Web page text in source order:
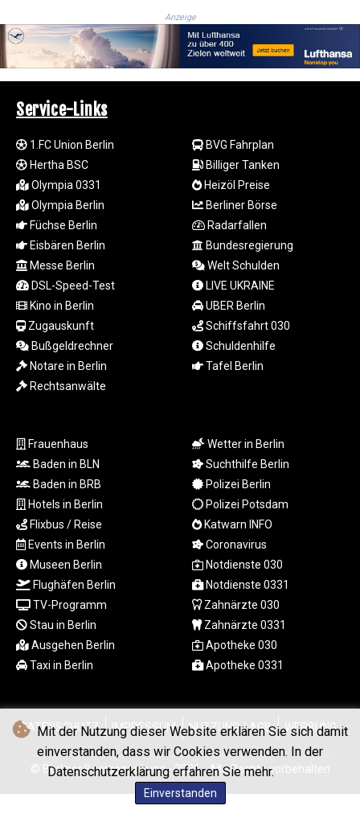
Mit der Nutzung dieser Website erklären Sie sich damit
einverstanden, dass wir Cookies verwenden. In der
Datenschutzerklärung erfahren Sie mehr.
Einverstanden
26120.269022
LBP
103475.784612
LVL 0.698955
LYD 7.354819
MAD 10.762117
MDL 20.066037
4971.568067
MKD 61.524919
MMK
2425.761657
MNT
4157.747973
MOP 9.330357
MXN 19.919233
MYR 4.724922
MZN 73.848488
NAD 18.858
NGN
NIO 42.504153
NOK 11.010667
NPR 175.672918
NZD 1.962891
OMR 0.444286
PAB 1.154903
PEN 3.9114
PKR 321.001615
PLN 4.301566
PYG
6887.534304
QAR 4.212695
RON 5.246245
Anzeige
Service-Links
1.FC Union Berlin
Hertha BSC
Olympia 0331
Olympia Berlin
Füchse Berlin
Eisbären Berlin
Messe Berlin
DSL-Speed-Test
Kino in Berlin
Zugauskunft
Bußgeldrechner
Notare in Berlin
Rechtsanwälte
BVG Fahrplan
Billiger Tanken
Heizöl Preise
Berliner Börse
Radarfallen
Bundesregierung
Welt Schulden
LIVE UKRAINE
UBER Berlin
Schiffsfahrt 030
Schuldenhilfe
Tafel Berlin
Frauenhaus
Baden in BLN
Baden in BRB
Hotels in Berlin
Flixbus / Reise
Events in Berlin
Museen Berlin
Flughäfen Berlin
TV-Programm
Stau in Berlin
Ausgehen Berlin
Taxi in Berlin
Wetter in Berlin
Suchthilfe Berlin
Polizei Berlin
Polizei Potsdam
Katwarn INFO
Coronavirus
Notdienste 030
Notdienste 0331
Zahnärzte 030
Zahnärzte 0331
Apotheke 030
Apotheke 0331
DATENSCHUTZ IMPRESSUM NUTZUNG / AGB WERBUNG
© Berliner Boersenzeitung - 2026 - Alle Rechte vorbehalten